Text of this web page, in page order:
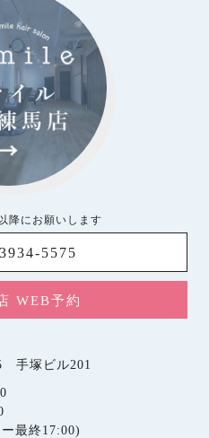
降にお願いします
5575
WEB予約
手塚ビル201
最終17:00)